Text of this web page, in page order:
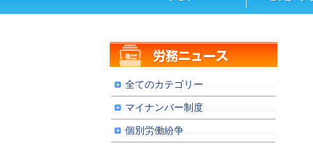
全てのカテゴリー
マイナンバー制度
個別労働紛争